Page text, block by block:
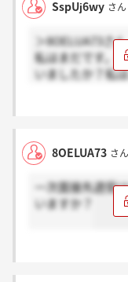
SspUj6wy さん
＞8OELUA73さん
私はまだです。
いましたか？私
8OELUA73 さん
一次面接先週受
いますか？